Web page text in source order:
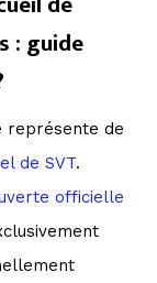
: guide
de SVT.
officielle